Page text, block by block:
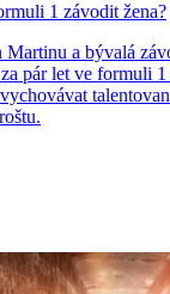
1 závodit žena?
a bývalá
pár let ve formuli